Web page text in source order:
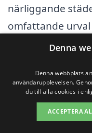
närliggande
omfattande
städer i
söka efter
Kristianstad
Denna
Denna webbplats
användarupplevelsen.
du till alla cookies i
ACCEPTERA